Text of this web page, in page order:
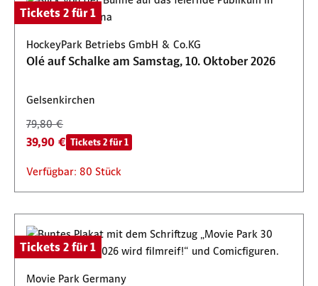
Tickets 2 für 1
HockeyPark Betriebs GmbH & Co.KG
Olé auf Schalke am Samstag, 10. Oktober 2026
Gelsenkirchen
79,80 €
39,90 € Tickets 2 für 1
Verfügbar: 80 Stück
Tickets 2 für 1
Movie Park Germany